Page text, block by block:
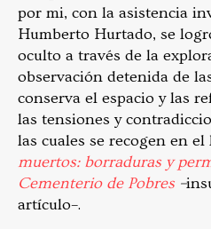
por mi, con la asistencia
Humberto Hurtado, se
oculto a través de la
observación detenida de
conserva el espacio y las
las tensiones y
las cuales se recogen en el
muertos: borraduras y
Cementerio de Pobres –
artículo–.